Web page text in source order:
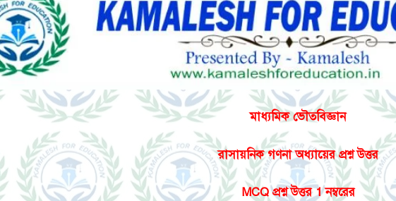
মাধ্যমিক ভৌতবিজ্ঞান
রাসায়নিক গণনা অধ্যায়ের প্রশ্ন উত্তর
MCQ প্রশ্ন উত্তর 1 নম্বরের